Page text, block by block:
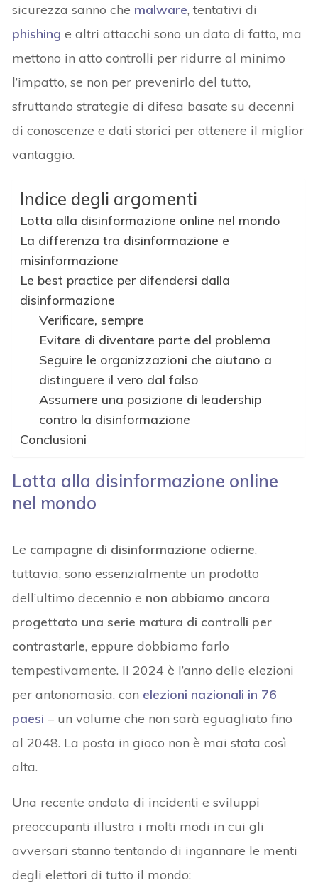
sicurezza sanno che malware, tentativi di
phishing e altri attacchi sono un dato di fatto, ma
mettono in atto controlli per ridurre al minimo
l’impatto, se non per prevenirlo del tutto,
sfruttando strategie di difesa basate su decenni
di conoscenze e dati storici per ottenere il miglior
vantaggio.
Indice degli argomenti
Lotta alla disinformazione online nel mondo
La differenza tra disinformazione e
misinformazione
Le best practice per difendersi dalla
disinformazione
Verificare, sempre
Evitare di diventare parte del problema
Seguire le organizzazioni che aiutano a
distinguere il vero dal falso
Assumere una posizione di leadership
contro la disinformazione
Conclusioni
Lotta alla disinformazione online
nel mondo
Le campagne di disinformazione odierne,
tuttavia, sono essenzialmente un prodotto
dell’ultimo decennio e non abbiamo ancora
progettato una serie matura di controlli per
contrastarle, eppure dobbiamo farlo
tempestivamente. Il 2024 è l’anno delle elezioni
per antonomasia, con elezioni nazionali in 76
paesi – un volume che non sarà eguagliato fino
al 2048. La posta in gioco non è mai stata così
alta.
Una recente ondata di incidenti e sviluppi
preoccupanti illustra i molti modi in cui gli
avversari stanno tentando di ingannare le menti
degli elettori di tutto il mondo: